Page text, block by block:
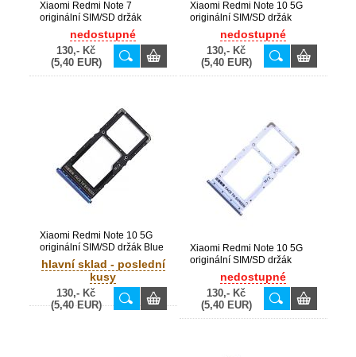
Xiaomi Redmi Note 7
originální SIM/SD držák
Black / černý (Bulk)
nedostupné
130,- Kč
(5,40 EUR)
Xiaomi Redmi Note 10 5G
originální SIM/SD držák
Green / zelený (Bulk)
nedostupné
130,- Kč
(5,40 EUR)
Xiaomi Redmi Note 10 5G
originální SIM/SD držák Blue
/ modrý (Bulk)
hlavní sklad - poslední
kusy
130,- Kč
(5,40 EUR)
Xiaomi Redmi Note 10 5G
originální SIM/SD držák
White / bílý (Bulk)
nedostupné
130,- Kč
(5,40 EUR)